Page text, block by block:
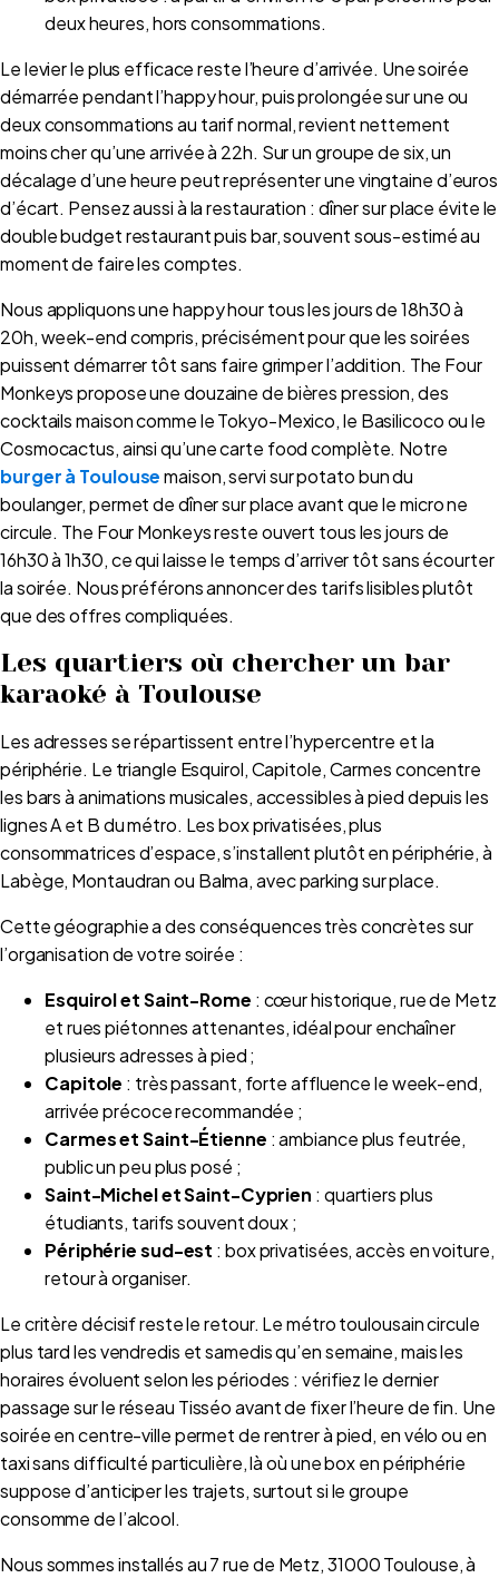
deux heures, hors consommations.
Le levier le plus efficace reste l’heure d’arrivée. Une soirée
démarrée pendant l’happy hour, puis prolongée sur une ou
deux consommations au tarif normal, revient nettement
moins cher qu’une arrivée à 22h. Sur un groupe de six, un
décalage d’une heure peut représenter une vingtaine d’euros
d’écart. Pensez aussi à la restauration : dîner sur place évite le
double budget restaurant puis bar, souvent sous-estimé au
moment de faire les comptes.
Nous appliquons une happy hour tous les jours de 18h30 à
20h, week-end compris, précisément pour que les soirées
puissent démarrer tôt sans faire grimper l’addition. The Four
Monkeys propose une douzaine de bières pression, des
cocktails maison comme le Tokyo-Mexico, le Basilicoco ou le
Cosmocactus, ainsi qu’une carte food complète. Notre
burger à Toulousemaison, servi sur potato bun du
boulanger, permet de dîner sur place avant que le micro ne
circule. The Four Monkeys reste ouvert tous les jours de
16h30 à 1h30, ce qui laisse le temps d’arriver tôt sans écourter
la soirée. Nous préférons annoncer des tarifs lisibles plutôt
que des offres compliquées.
Les quartiers où chercher un bar
karaoké à Toulouse
Les adresses se répartissent entre l’hypercentre et la
périphérie. Le triangle Esquirol, Capitole, Carmes concentre
les bars à animations musicales, accessibles à pied depuis les
lignes A et B du métro. Les box privatisées, plus
consommatrices d’espace, s’installent plutôt en périphérie, à
Labège, Montaudran ou Balma, avec parking sur place.
Cette géographie a des conséquences très concrètes sur
l’organisation de votre soirée :
Esquirol et Saint-Rome : cœur historique, rue de Metz
et rues piétonnes attenantes, idéal pour enchaîner
plusieurs adresses à pied ;
Capitole : très passant, forte affluence le week-end,
arrivée précoce recommandée ;
Carmes et Saint-Étienne : ambiance plus feutrée,
public un peu plus posé ;
Saint-Michel et Saint-Cyprien : quartiers plus
étudiants, tarifs souvent doux ;
Périphérie sud-est : box privatisées, accès en voiture,
retour à organiser.
Le critère décisif reste le retour. Le métro toulousain circule
plus tard les vendredis et samedis qu’en semaine, mais les
horaires évoluent selon les périodes : vérifiez le dernier
passage sur le réseau Tisséo avant de fixer l’heure de fin. Une
soirée en centre-ville permet de rentrer à pied, en vélo ou en
taxi sans difficulté particulière, là où une box en périphérie
suppose d’anticiper les trajets, surtout si le groupe
consomme de l’alcool.
Nous sommes installés au 7 rue de Metz, 31000 Toulouse, à